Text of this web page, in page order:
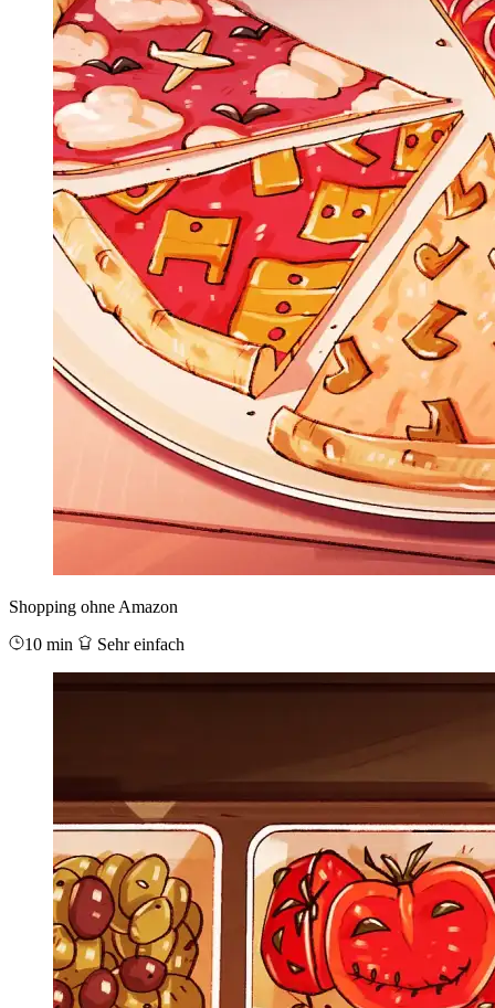
Shopping ohne Amazon
10 min
Sehr einfach